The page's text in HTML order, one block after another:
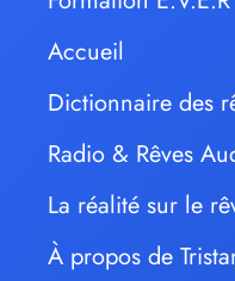
Accueil
Dictionnaire des
Radio & Rêves
La réalité sur le
À propos de